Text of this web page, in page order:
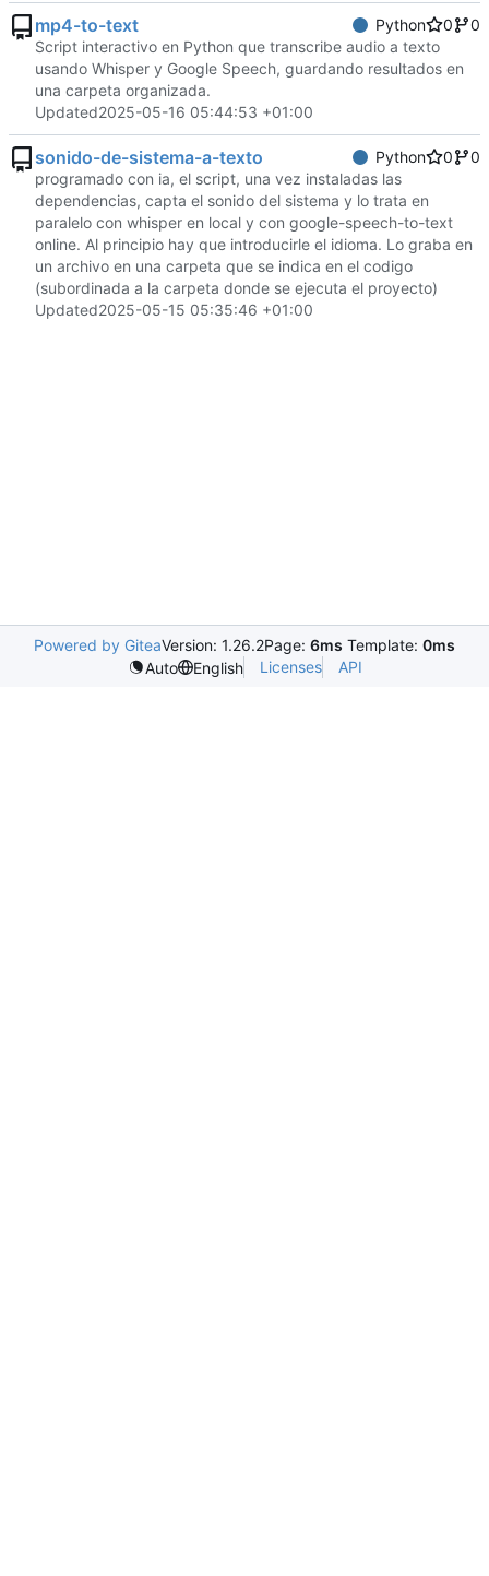
mp4-to-text Python 0
0
Script interactivo en Python que transcribe audio a texto
usando Whisper y Google Speech, guardando resultados en
una carpeta organizada.
Updated2025-05-16 05:44:53 +01:00
sonido-de-sistema-a-texto Python 0
0
programado con ia, el script, una vez instaladas las
dependencias, capta el sonido del sistema y lo trata en
paralelo con whisper en local y con google-speech-to-text
online. Al principio hay que introducirle el idioma. Lo graba en
un archivo en una carpeta que se indica en el codigo
(subordinada a la carpeta donde se ejecuta el proyecto)
Updated2025-05-15 05:35:46 +01:00
Powered by GiteaVersion: 1.26.2Page: 6ms Template: 0ms
Auto
English Licenses API